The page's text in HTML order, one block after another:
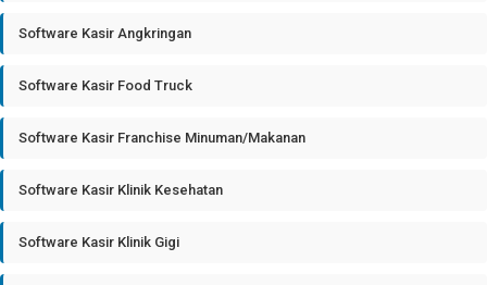
Software Kasir Angkringan
Software Kasir Food Truck
Software Kasir Franchise Minuman/Makanan
Software Kasir Klinik Kesehatan
Software Kasir Klinik Gigi